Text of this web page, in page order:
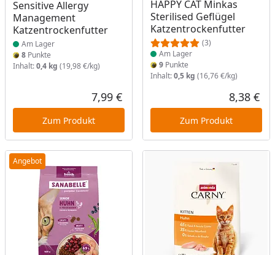
Sensitive Allergy
Management
Katzentrockenfutter
Am Lager
8 Punkte
Inhalt:0,4 kg (19,98 €/kg)
Aktueller Preis
7,99 €
Zum Produkt
HAPPY CAT Minkas
Sterilised Geflügel
Katzentrockenfutter
(3)
Am Lager
9Punkte
Inhalt:0,5 kg (16,76 €/kg)
8,38 €
Zum Produkt
Angebot